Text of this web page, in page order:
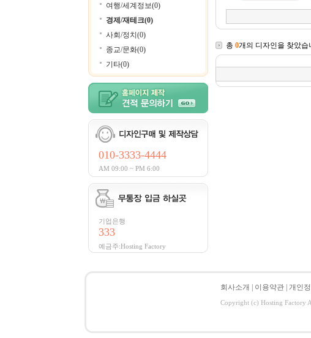
여행/세계정보(0)
경제/재테크(0)
사회/정치(0)
종교/문화(0)
기타(0)
010-3333-4444
AM 09:00 ~ PM 6:00
기업은행
333
예금주:Hosting Factory
총 0개의 디자인을 찾았습
회사소개 이용약관 개인
Copyright (c) Hosting Factory